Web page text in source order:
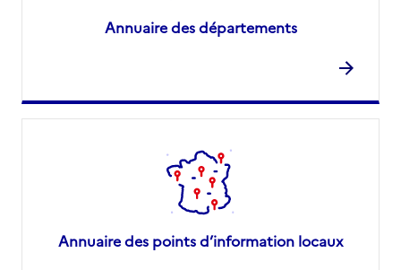
Annuaire des départements
Annuaire des points d’information locaux